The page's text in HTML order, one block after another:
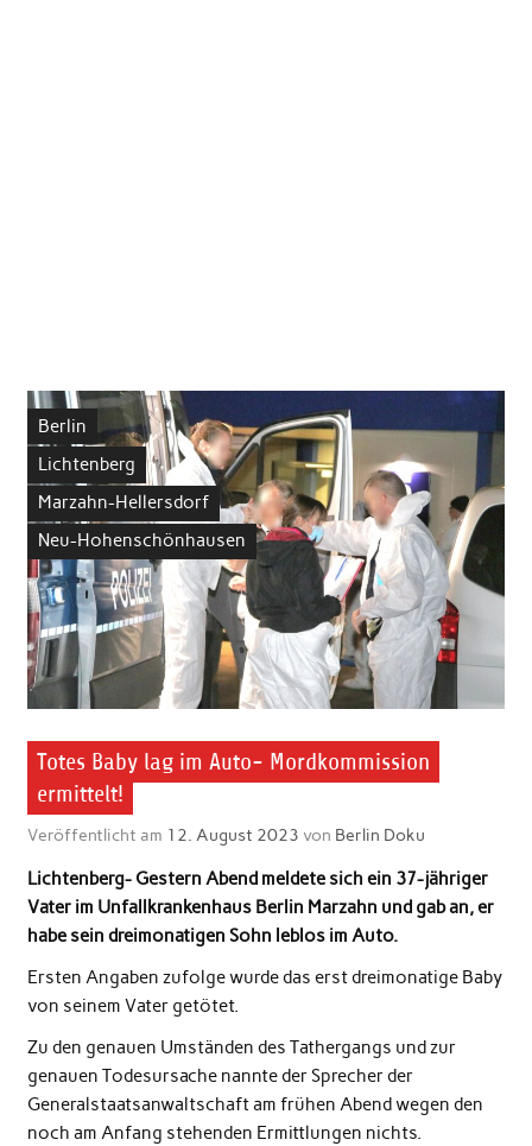
Berlin
Lichtenberg
Marzahn-Hellersdorf
Neu-Hohenschönhausen
Totes Baby lag im Auto- Mordkommission
ermittelt!
Veröffentlicht am 12. August 2023 von Berlin Doku
Lichtenberg- Gestern Abend meldete sich ein 37-jähriger
Vater im Unfallkrankenhaus Berlin Marzahn und gab an, er
habe sein dreimonatigen Sohn leblos im Auto.
Ersten Angaben zufolge wurde das erst dreimonatige Baby
von seinem Vater getötet.
Zu den genauen Umständen des Tathergangs und zur
genauen Todesursache nannte der Sprecher der
Generalstaatsanwaltschaft am frühen Abend wegen den
noch am Anfang stehenden Ermittlungen nichts.